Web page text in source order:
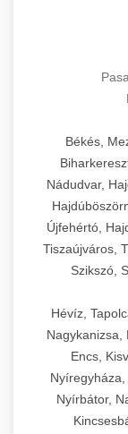
Békés,
Nádudvar,
Újfehértó,
Tiszaújváros,
Szikszó,
Hévíz,
Nagykanizsa,
Encs,
Nyírbátor,